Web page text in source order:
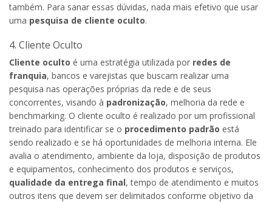
também. Para sanar essas dúvidas, nada mais efetivo que usar
uma pesquisa de cliente oculto.
4. Cliente Oculto
Cliente oculto é uma estratégia utilizada por redes de
franquia, bancos e varejistas que buscam realizar uma
pesquisa nas operações próprias da rede e de seus
concorrentes, visando à padronização, melhoria da rede e
benchmarking. O cliente oculto é realizado por um profissional
treinado para identificar se o procedimento padrão está
sendo realizado e se há oportunidades de melhoria interna. Ele
avalia o atendimento, ambiente da loja, disposição de produtos
e equipamentos, conhecimento dos produtos e serviços,
qualidade da entrega final, tempo de atendimento e muitos
outros itens que devem ser delimitados conforme objetivo da